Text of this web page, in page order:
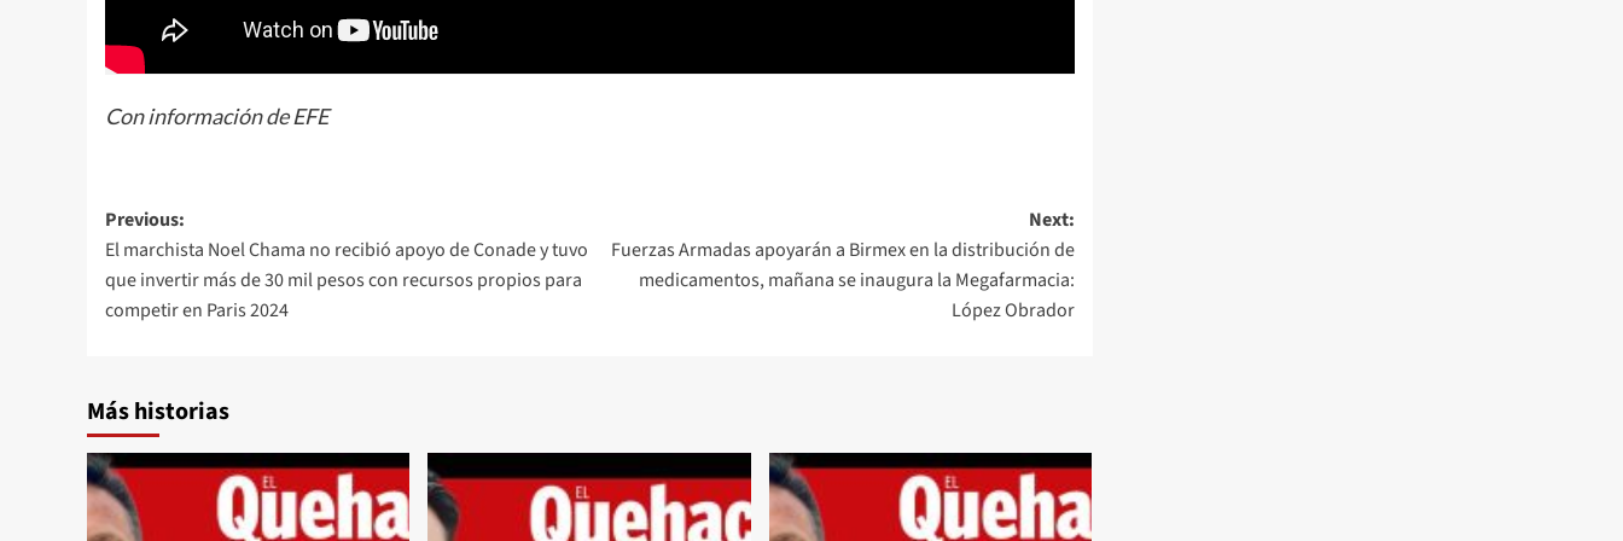
Con información de EFE
Post
navigation
Previous:
El marchista Noel Chama no recibió apoyo de Conade y tuvo
que invertir más de 30 mil pesos con recursos propios para
competir en Paris 2024
Next:
Fuerzas Armadas apoyarán a Birmex en la distribución de
medicamentos, mañana se inaugura la Megafarmacia:
López Obrador
Más historias